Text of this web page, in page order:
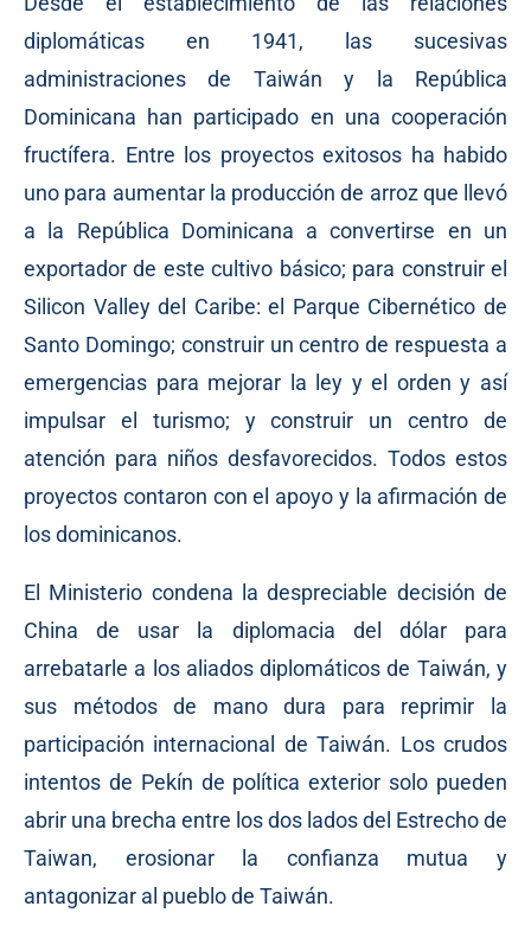
diplomáticas en 1941, las sucesivas
administraciones de Taiwán y la República
Dominicana han participado en una cooperación
fructífera. Entre los proyectos exitosos ha habido
uno para aumentar la producción de arroz que llevó
a la República Dominicana a convertirse en un
exportador de este cultivo básico; para construir el
Silicon Valley del Caribe: el Parque Cibernético de
Santo Domingo; construir un centro de respuesta a
emergencias para mejorar la ley y el orden y así
impulsar el turismo; y construir un centro de
atención para niños desfavorecidos. Todos estos
proyectos contaron con el apoyo y la afirmación de
los dominicanos.
El Ministerio condena la despreciable decisión de
China de usar la diplomacia del dólar para
arrebatarle a los aliados diplomáticos de Taiwán, y
sus métodos de mano dura para reprimir la
participación internacional de Taiwán. Los crudos
intentos de Pekín de política exterior solo pueden
abrir una brecha entre los dos lados del Estrecho de
Taiwan, erosionar la confianza mutua y
antagonizar al pueblo de Taiwán.